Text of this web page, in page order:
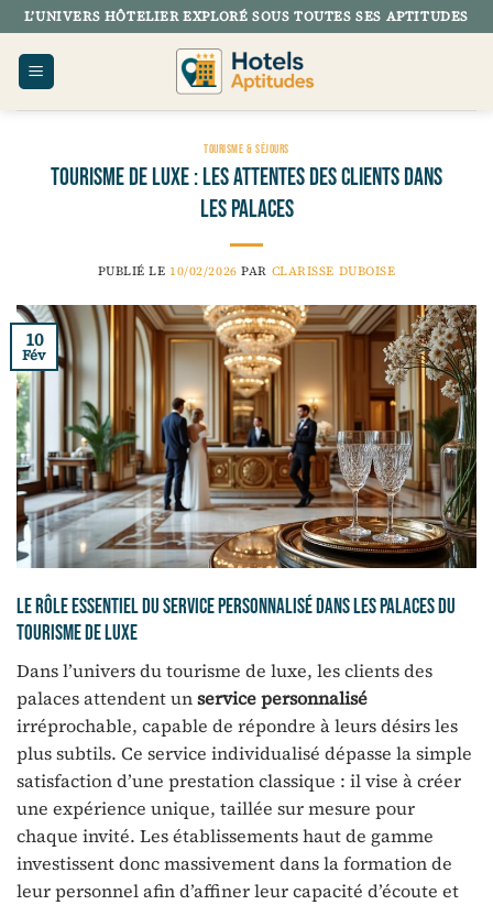
Passer
au
contenu
L’UNIVERS HÔTELIER EXPLORÉ SOUS TOUTES SES APTITUDES
TOURISME & SÉJOURS
Tourisme de luxe : les attentes des clients dans
les palaces
PUBLIÉ LE 10/02/2026 PAR CLARISSE DUBOISE
10
Fév
Le rôle essentiel du service personnalisé dans les palaces du
tourisme de luxe
Dans l’univers du tourisme de luxe, les clients des
palaces attendent unservice personnalisé
irréprochable, capable de répondre à leurs désirs les
plus subtils. Ce service individualisé dépasse la simple
satisfaction d’une prestation classique : il vise à créer
une expérience unique, taillée sur mesure pour
chaque invité. Les établissements haut de gamme
investissent donc massivement dans la formation de
leur personnel afin d’affiner leur capacité d’écoute et